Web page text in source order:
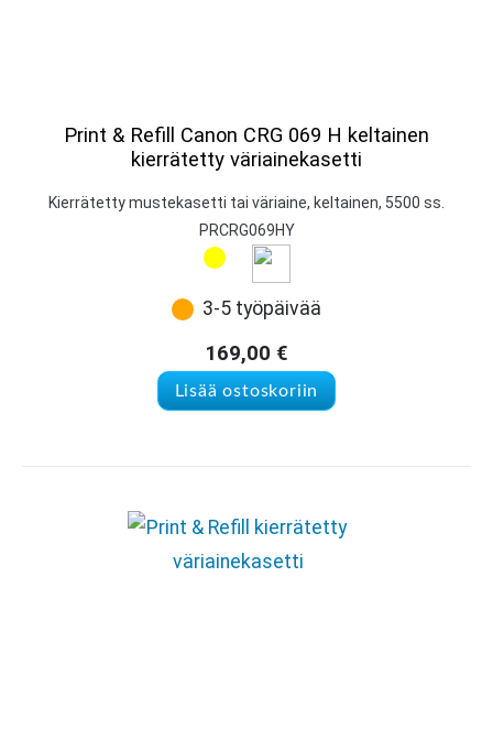
Print & Refill Canon CRG 069 H keltainen
kierrätetty väriainekasetti
Kierrätetty mustekasetti tai väriaine, keltainen, 5500 ss.
PRCRG069HY
3-5 työpäivää
169,00 €
Lisää ostoskoriin